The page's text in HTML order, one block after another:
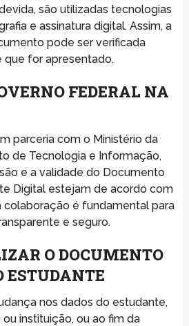
são utilizadas tecnologias
e assinatura digital. Assim, a
pode ser verificada
for apresentado.
FEDERAL NA
parceria com o Ministério da
de Tecnologia e Informação,
e a validade do Documento
Digital estejam de acordo com
colaboração é fundamental para
e seguro.
O DOCUMENTO
ESTUDANTE
nos dados do estudante,
instituição, ou ao fim da